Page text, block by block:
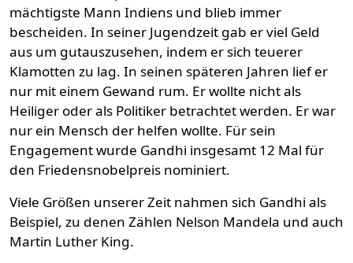
mächtigste Mann Indiens und blieb immer
bescheiden. In seiner Jugendzeit gab er viel Geld
aus um gutauszusehen, indem er sich teuerer
Klamotten zu lag. In seinen späteren Jahren lief er
nur mit einem Gewand rum. Er wollte nicht als
Heiliger oder als Politiker betrachtet werden. Er war
nur ein Mensch der helfen wollte. Für sein
Engagement wurde Gandhi insgesamt 12 Mal für
den Friedensnobelpreis nominiert.
Viele Größen unserer Zeit nahmen sich Gandhi als
Beispiel, zu denen Zählen Nelson Mandela und auch
Martin Luther King.